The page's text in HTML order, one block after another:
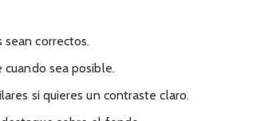
sean correctos.
sea posible.
si quieres un contraste claro.